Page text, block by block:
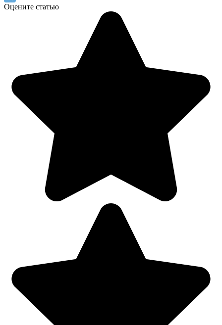
Оцените статью